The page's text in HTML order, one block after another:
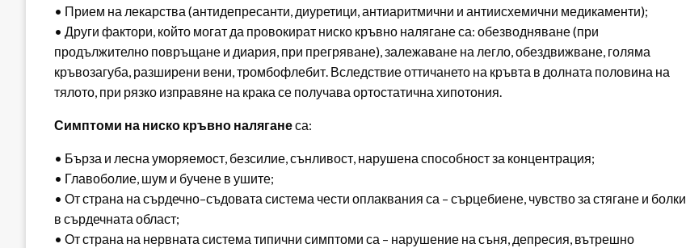
• Прием на лекарства (антидепресанти, диуретици, антиаритмични и антиисхемични медикаменти);
• Други фактори, който могат да провокират ниско кръвно налягане са: обезводняване (при
продължително повръщане и диария, при прегряване), залежаване на легло, обездвижване, голяма
кръвозагуба, разширени вени, тромбофлебит. Вследствие оттичането на кръвта в долната половина на
тялото, при рязко изправяне на крака се получава ортостатична хипотония.
Симптоми на ниско кръвно наляганеса:
• Бърза и лесна уморяемост, безсилие, сънливост, нарушена способност за концентрация;
• Главоболие, шум и бучене в ушите;
• От страна на сърдечно–съдовата система чести оплаквания са – сърцебиене, чувство за стягане и болки
в сърдечната област;
• От страна на нервната система типични симптоми са – нарушение на съня, депресия, вътрешно